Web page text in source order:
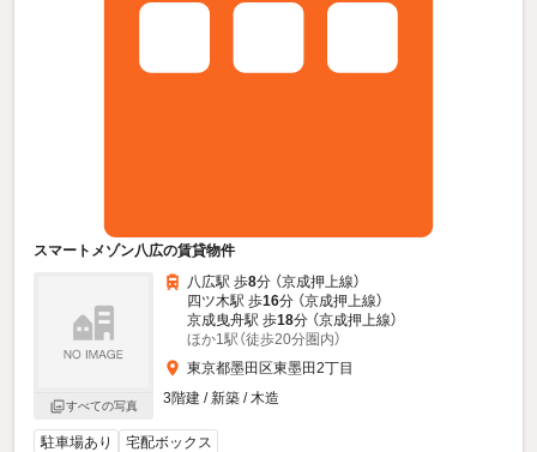
スマートメゾン八広の賃貸物件
すべての写真
八広駅 歩8分 （京成押上線）
四ツ木駅 歩16分 （京成押上線）
京成曳舟駅 歩18分 （京成押上線）
ほか1駅（徒歩20分圏内）
東京都墨田区東墨田2丁目
3階建 / 新築 / 木造
駐車場あり 宅配ボックス